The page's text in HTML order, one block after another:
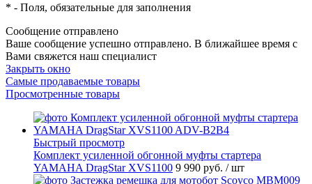
* - Поля, обязательные для заполнения
Сообщение отправлено
Ваше сообщение успешно отправлено. В ближайшее время с
Вами свяжется наш специалист
Закрыть окно
Самые продаваемые товары
Просмотренные товары
Быстрый просмотр
Комплект усиленной обгонной муфты стартера
YAMAHA DragStar XVS1100 9 990 руб. / шт